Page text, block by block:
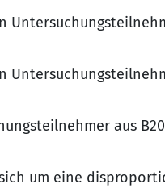
aus
um eine